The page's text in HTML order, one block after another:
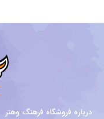
درباره فروشگاه فرهنگ وهنر